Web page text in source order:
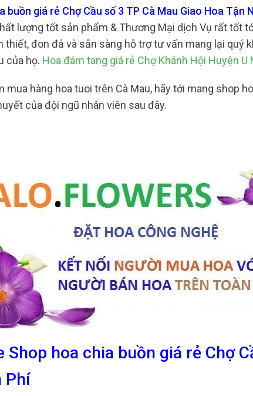
giá rẻ Chợ Cầu số 3 TP Cà Mau Giao Hoa Tận
lượng tốt sản phẩm & Thương Mại dịch Vụ rất tốt
đon đả và sẵn sàng hỗ trợ tư vấn mang lại quý
của họ. Hoa đám tang giá rẻ Chợ Khánh Hội Huyện U
hàng hoa tuoi trên Cà Mau, hãy tới mang shop
của đội ngũ nhân viên sau đây.
Shop hoa chia buồn giá rẻ Chợ
Phí